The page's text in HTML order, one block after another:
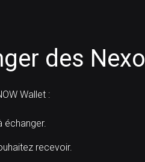
des Nexo
Wallet :
échanger.
recevoir.